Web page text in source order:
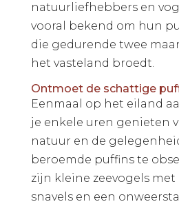
natuurliefhebbers en
vooral bekend om hun
die gedurende twee
het vasteland broedt.
Ontmoet de schattige
Eenmaal op het eiland
je enkele uren genieten
natuur en de
beroemde puffins te
zijn kleine zeevogels
snavels en een